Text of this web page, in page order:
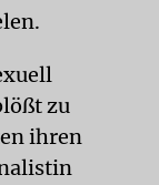
zu
ihren